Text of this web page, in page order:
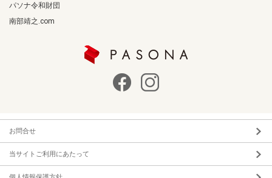
パソナ令和財団
南部靖之.com
お問合せ
当サイトご利用にあたって